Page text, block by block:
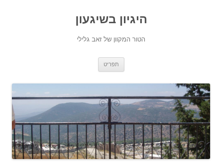
היגיון בשיגעון
הטור המקוון של זאב גלילי
תפריט